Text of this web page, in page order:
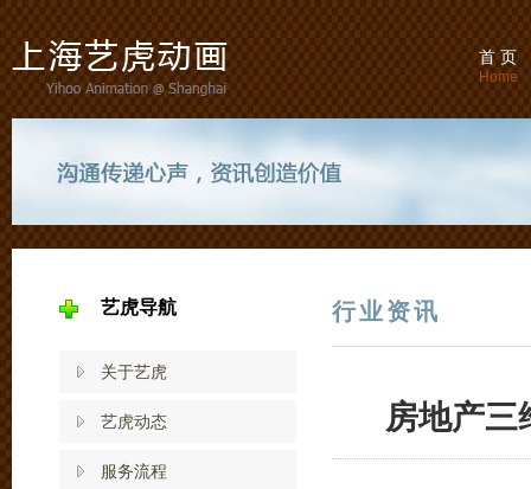
首 页
Home
艺虎导航
关于艺虎
艺虎动态
服务流程
行业资讯
房地产三